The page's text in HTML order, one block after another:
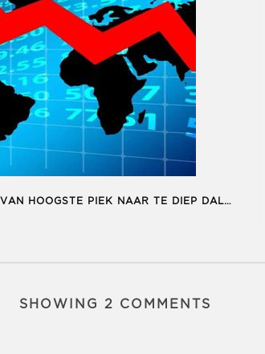
VAN HOOGSTE PIEK NAAR TE DIEP DAL…
SHOWING 2 COMMENTS